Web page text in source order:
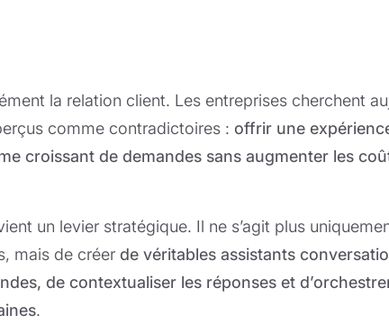
la relation client. Les entreprises cherchent
comme contradictoires :offrir une
croissant de demandes sans augmenter les
un levier stratégique. Il ne s’agit plus
mais de créerde véritables assistants
de contextualiser les réponses et
.